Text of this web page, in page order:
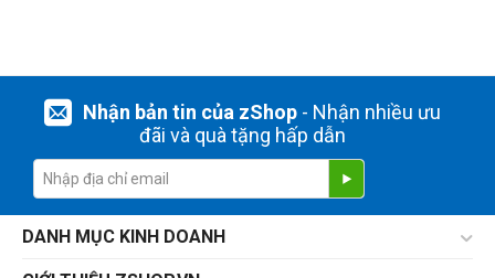
Nhận bản tin của zShop- Nhận nhiều ưu
đãi và quà tặng hấp dẫn
DANH MỤC KINH DOANH